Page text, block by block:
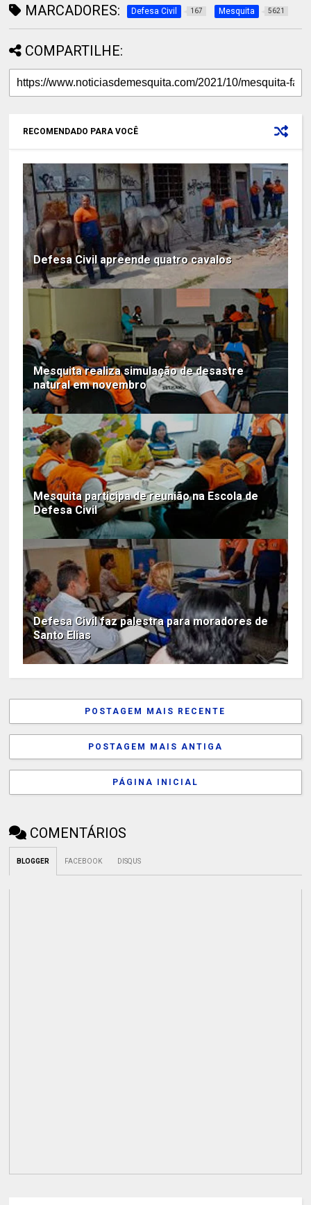
MARCADORES: Defesa Civil 167 Mesquita 5621
COMPARTILHE:
RECOMENDADO PARA VOCÊ
Defesa Civil apreende quatro cavalos
Mesquita realiza simulação de desastre
natural em novembro
Mesquita participa de reunião na Escola de
Defesa Civil
Defesa Civil faz palestra para moradores de
Santo Elias
POSTAGEM MAIS RECENTE
POSTAGEM MAIS ANTIGA
PÁGINA INICIAL
COMENTÁRIOS
BLOGGER FACEBOOK DISQUS